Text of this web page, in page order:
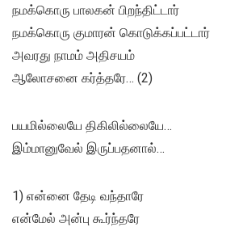
நமக்கொரு பாலகன் பிறந்திட்டார்
நமக்கொரு குமாரன் கொடுக்கப்பட்டார்
அவரது நாமம் அதிசயம்
ஆலோசனை கர்த்தரே… (2)
பயமில்லையே திகிலில்லையே…
இம்மானுவேல் இருப்பதனால்…
1) என்னை தேடி வந்தாரே
என்மேல் அன்பு கூர்ந்தரே